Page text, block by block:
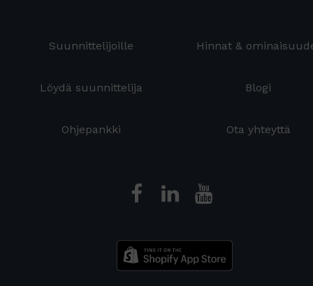
Suunnittelijoille Hinnat &
Löydä suunnittelija Blogi
Ohjepankki Ota yhteyttä